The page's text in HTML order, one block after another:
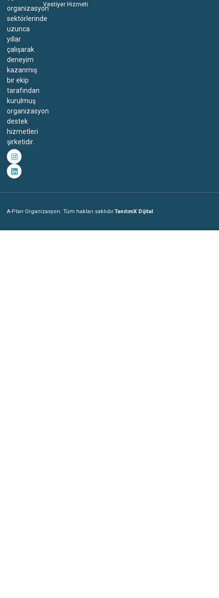
organizasyon
sektörlerinde
uzunca
yıllar
çalışarak
deneyim
kazanmış
bir ekip
tarafından
kurulmuş
organizasyon
destek
hizmetleri
şirketidir.
Vestiyer Hizmeti
A-Plan Organizasyon. Tüm hakları saklıdır.TanıtımX Dijital